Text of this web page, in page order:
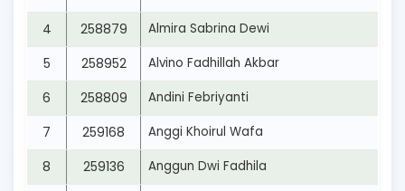
4 258879 Almira Sabrina Dewi
5 258952 Alvino Fadhillah Akbar
6 258809 Andini Febriyanti
7 259168 Anggi Khoirul Wafa
8 259136 Anggun Dwi Fadhila